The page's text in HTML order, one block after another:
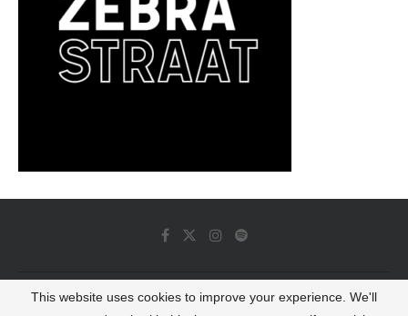
© 2022 - Luminous Dash All Rights Reserved
This website uses cookies to improve your experience. We'll